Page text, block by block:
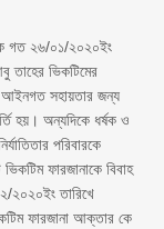
গত ২৬/০১/২০২০ইং
তাহের ভিকটিমের
আইনগত সহায়তার জন্য
হয়। অন্যদিকে ধর্ষক ও
পরিবারকে
ফারজানাকে বিবাহ
২০২০ইং তারিখে
ফারজানা আক্তার কে